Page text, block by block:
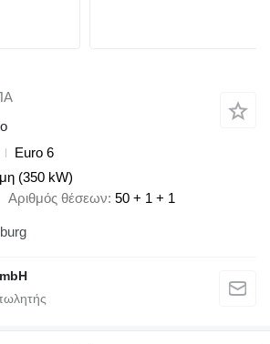
Euro 6
(350 kW)
Αριθμός θέσεων 50 + 1 + 1